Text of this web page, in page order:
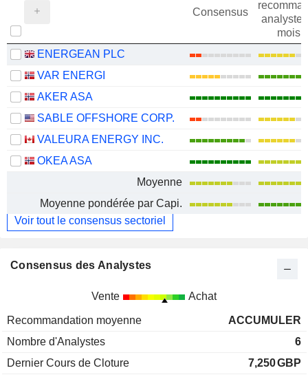
Consensus
mois
ENERGEAN PLC
VAR ENERGI
AKER ASA
SABLE OFFSHORE CORP.
VALEURA ENERGY INC.
OKEA ASA
Moyenne
Moyenne pondérée par Capi.
Voir tout le consensus sectoriel
Consensus des Analystes
Vente Achat
Recommandation moyenne
ACCUMULER
Nombre d'Analystes
6
Dernier Cours de Cloture
7,250GBP